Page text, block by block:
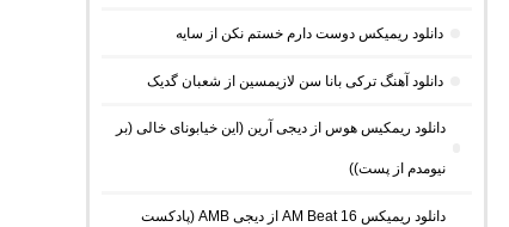
دانلود ریمیکس دوست دارم خستم نکن از سایه
دانلود آهنگ ترکی بانا سن لازیمسین از شعبان گدیک
دانلود ریمکیس هوس از دیجی آرین (این خیابونای خالی (بر
نیومدم از پست))
دانلود ریمیکس AM Beat 16 از دیجی AMB (پادکست